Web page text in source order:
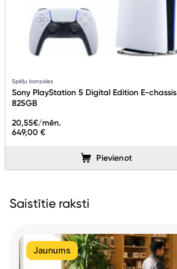
Spēļu konsoles
Sony PlayStation 5 Digital Edition E-chassis
825GB
649,00 €
20,55€/mēn.
Pievienot
Saistītie raksti
Jaunums